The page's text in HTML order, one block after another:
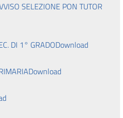
SELEZIONE PON TUTOR
DI 1° GRADODownload
Download